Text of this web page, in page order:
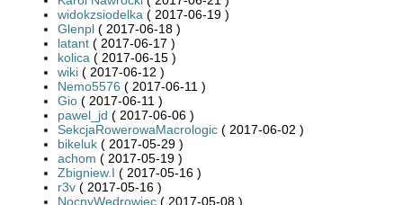
widokzsiodelka ( 2017-06-19 )
Glenpl ( 2017-06-18 )
latant ( 2017-06-17 )
kolica ( 2017-06-15 )
wiki ( 2017-06-12 )
Nemo5576 ( 2017-06-11 )
Gio ( 2017-06-11 )
pawel_jd ( 2017-06-06 )
SekcjaRowerowaMacrologic ( 2017-06-02 )
bikeluk ( 2017-05-29 )
achom ( 2017-05-19 )
Zbigniew.I ( 2017-05-16 )
r3v ( 2017-05-16 )
NocnyWędrowiec ( 2017-05-08 )